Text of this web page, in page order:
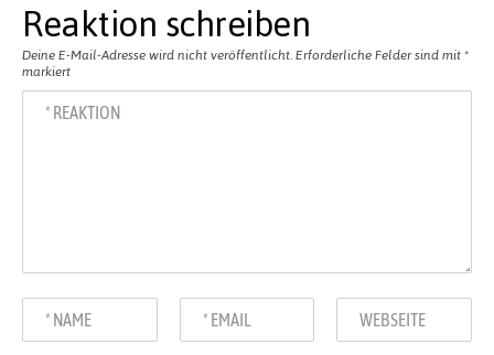
Reaktion schreiben
Deine E-Mail-Adresse wird nicht veröffentlicht. Erforderliche Felder sind mit *
markiert